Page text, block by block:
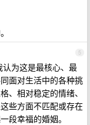
5
为这是最核心、最
面对生活中的各种挑
、相对稳定的情绪、
些方面不匹配或存在
段幸福的婚姻。